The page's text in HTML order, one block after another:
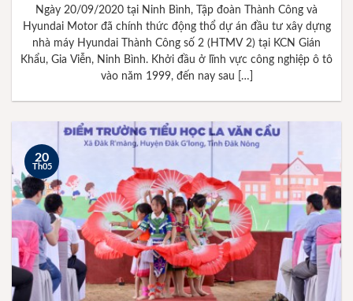
Ngày 20/09/2020 tại Ninh Bình, Tập đoàn Thành Công và
Hyundai Motor đã chính thức động thổ dự án đầu tư xây dựng
nhà máy Hyundai Thành Công số 2 (HTMV 2) tại KCN Gián
Khẩu, Gia Viễn, Ninh Bình. Khởi đầu ở lĩnh vực công nghiệp ô tô
vào năm 1999, đến nay sau […]
20
Th05